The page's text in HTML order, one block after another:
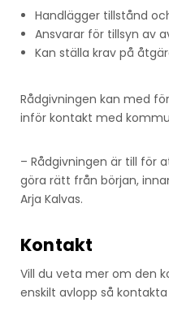
Handlägger tillstånd
Ansvarar för tillsyn av
Kan ställa krav på
Rådgivningen kan med
inför kontakt med
– Rådgivningen är till för
göra rätt från början,
Arja Kalvas.
Kontakt
Vill du veta mer om den
enskilt avlopp så